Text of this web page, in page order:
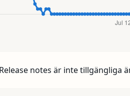
Release notes är inte tillgängliga